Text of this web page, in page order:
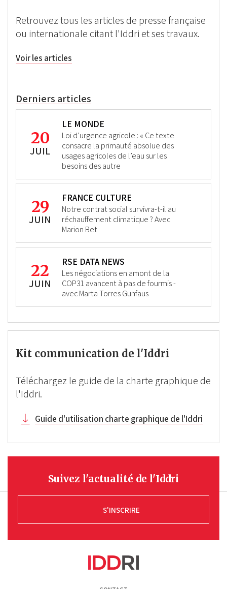
Retrouvez tous les articles de presse française
ou internationale citant l'Iddri et ses travaux.
Voir les articles
Derniers articles
20
JUIL
LE MONDE
Loi d’urgence agricole : « Ce texte
consacre la primauté absolue des
usages agricoles de l’eau sur les
besoins des autre
29
JUIN
FRANCE CULTURE
Notre contrat social survivra-t-il au
réchauffement climatique ? Avec
Marion Bet
22
JUIN
RSE DATA NEWS
Les négociations en amont de la
COP31 avancent à pas de fourmis -
avec Marta Torres Gunfaus
Kit communication de l'Iddri
Téléchargez le guide de la charte graphique de
l'Iddri.
Guide d'utilisation charte graphique de l'Iddri
Suivez l'actualité de l'Iddri
S'INSCRIRE